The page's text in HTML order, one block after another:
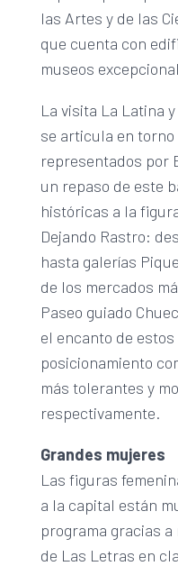
las Artes y de las
que cuenta con
museos
La visita La Latina
se articula en torno
representados por
un repaso de este
históricas a la
Dejando Rastro:
hasta galerías
de los mercados
Paseo guiado
el encanto de
posicionamiento
más tolerantes y
respectivamente.
Grandes mujeres
Las figuras
a la capital están
programa gracias
de Las Letras en